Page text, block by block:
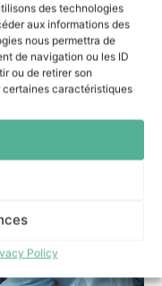
des technologies
aux informations des
nous permettra de
de navigation ou les ID
ou de retirer son
caractéristiques
Policy
de décontamination
cyber protection des